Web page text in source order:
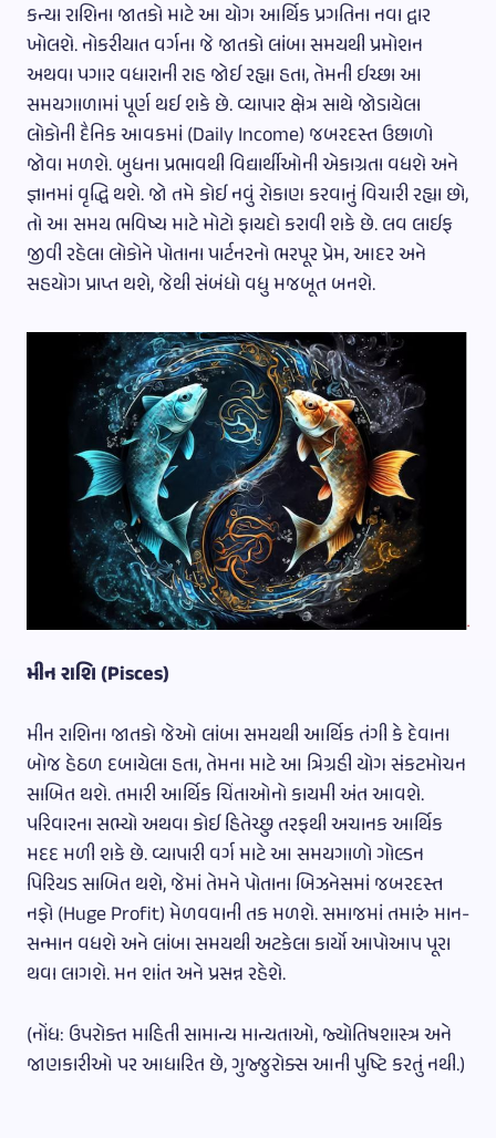
કન્યા રાશિના જાતકો માટે આ યોગ આર્થિક પ્રગતિના નવા દ્વાર
ખોલશે. નોકરીયાત વર્ગના જે જાતકો લાંબા સમયથી પ્રમોશન
અથવા પગાર વધારાની રાહ જોઈ રહ્યા હતા, તેમની ઈચ્છા આ
સમયગાળામાં પૂર્ણ થઈ શકે છે. વ્યાપાર ક્ષેત્ર સાથે જોડાયેલા
લોકોની દૈનિક આવકમાં (Daily Income) જબરદસ્ત ઉછાળો
જોવા મળશે. બુધના પ્રભાવથી વિદ્યાર્થીઓની એકાગ્રતા વધશે અને
જ્ઞાનમાં વૃદ્ધિ થશે. જો તમે કોઈ નવું રોકાણ કરવાનું વિચારી રહ્યા છો,
તો આ સમય ભવિષ્ય માટે મોટો ફાયદો કરાવી શકે છે. લવ લાઈફ
જીવી રહેલા લોકોને પોતાના પાર્ટનરનો ભરપૂર પ્રેમ, આદર અને
સહયોગ પ્રાપ્ત થશે, જેથી સંબંધો વધુ મજબૂત બનશે.
મીન રાશિ (Pisces)
મીન રાશિના જાતકો જેઓ લાંબા સમયથી આર્થિક તંગી કે દેવાના
બોજ હેઠળ દબાયેલા હતા, તેમના માટે આ ત્રિગ્રહી યોગ સંકટમોચન
સાબિત થશે. તમારી આર્થિક ચિંતાઓનો કાયમી અંત આવશે.
પરિવારના સભ્યો અથવા કોઈ હિતેચ્છુ તરફથી અચાનક આર્થિક
મદદ મળી શકે છે. વ્યાપારી વર્ગ માટે આ સમયગાળો ગોલ્ડન
પિરિયડ સાબિત થશે, જેમાં તેમને પોતાના બિઝનેસમાં જબરદસ્ત
નફો (Huge Profit) મેળવવાની તક મળશે. સમાજમાં તમારું માન-
સન્માન વધશે અને લાંબા સમયથી અટકેલા કાર્યો આપોઆપ પૂરા
થવા લાગશે. મન શાંત અને પ્રસન્ન રહેશે.
(નોંધ: ઉપરોક્ત માહિતી સામાન્ય માન્યતાઓ, જ્યોતિષશાસ્ત્ર અને
જાણકારીઓ પર આધારિત છે, ગુજ્જુરોક્સ આની પુષ્ટિ કરતું નથી.)